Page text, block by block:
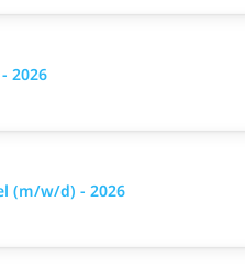
2026
(m/w/d) - 2026